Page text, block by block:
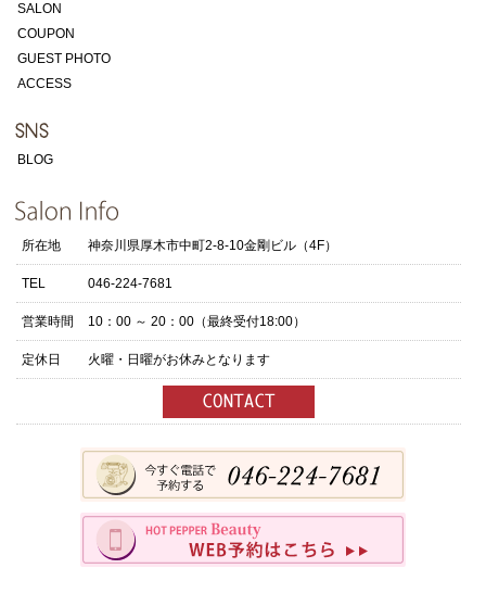
SALON
COUPON
GUEST PHOTO
ACCESS
BLOG
所在地 神奈川県厚木市中町2-8-10金剛ビル（4F）
TEL 046-224-7681
営業時間 10：00 ～ 20：00（最終受付18:00）
定休日 火曜・日曜がお休みとなります